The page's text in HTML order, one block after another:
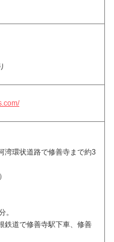
湾環状道路で修善寺まで約3
。
鉄道で修善寺駅下車、修善